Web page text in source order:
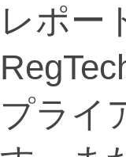
レポー
プライ